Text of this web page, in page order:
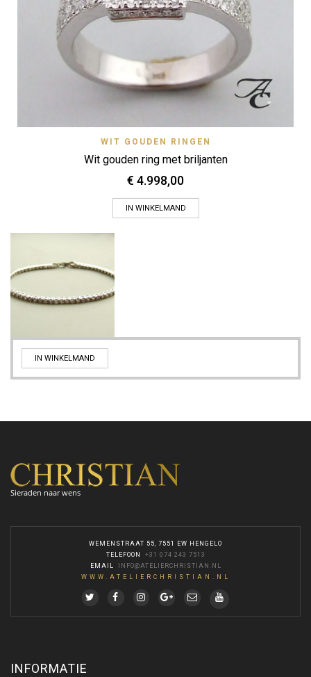
WIT GOUDEN RINGEN
Wit gouden ring met briljanten
€ 4.998,00
IN WINKELMAND
IN WINKELMAND
Sieraden naar wens
WEMENSTRAAT 55, 7551 EW HENGELO
TELEFOON
+31 074 243 7513
EMAIL
INFO@ATELIERCHRISTIAN.NL
WWW.ATELIERCHRISTIAN.NL
INFORMATIE